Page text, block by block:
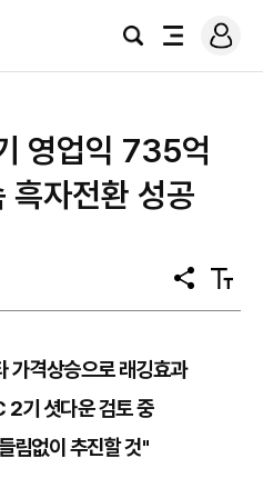
검
전
로
그
영업익 735억
흑자전환 성공
공
유
텍
스
가격상승으로 래깅효과
2기 셧다운 검토 중
림없이 추진할 것"